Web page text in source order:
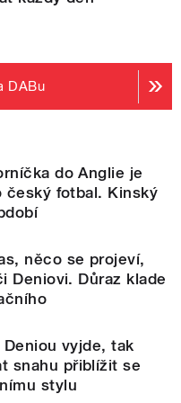
DABu
do Anglie je
český fotbal. Kinský
něco se projeví,
Deniovi. Důraz klade
vyjde, tak
snahu přiblížit se
stylu